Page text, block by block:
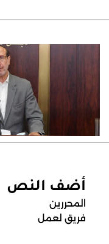
أضف النص
المحررين
فريق لعمل